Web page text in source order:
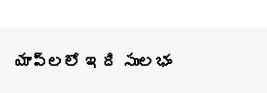
యాప్‌లలో ఇది సులభం